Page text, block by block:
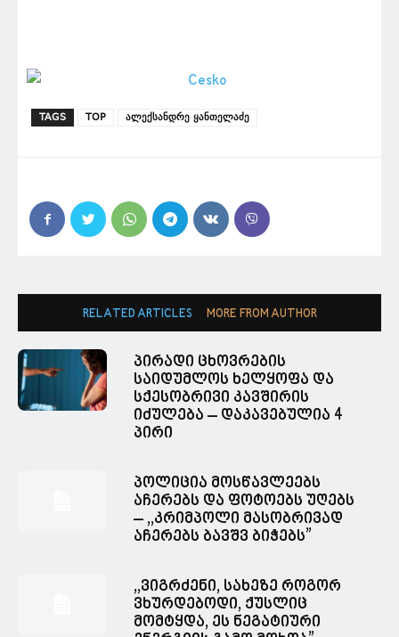
TAGS TOP ალექსანდრე ყანთელაძე
RELATED ARTICLES MORE FROM AUTHOR
პირადი ცხოვრების
საიდუმლოს ხელყოფა და
სქესობრივი კავშირის
იძულება – დაკავებულია 4
პირი
პოლიცია მოსწავლეებს
აჩერებს და ფოტოებს უღებს
– ,,კრიმპოლი მასობრივად
აჩერებს ბავშვ ბიჭებს”
,,ვიგრძენი, სახეზე როგორ
ვხურდებოდი, ქუსლიც
მომტყდა, ეს ნეგატიური